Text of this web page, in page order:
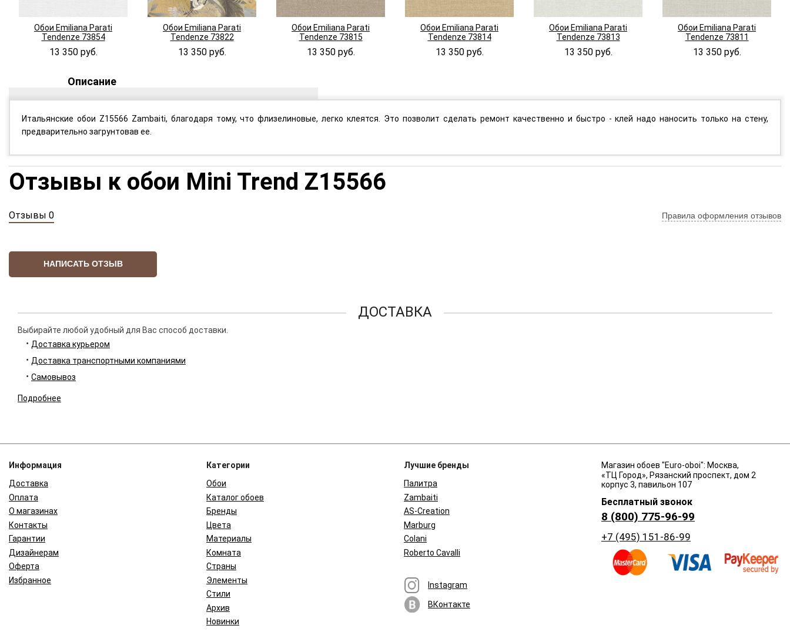
Обои Emiliana Parati
Tendenze 73854
13 350 руб.
Обои Emiliana Parati
Tendenze 73822
13 350 руб.
Обои Emiliana Parati
Tendenze 73815
13 350 руб.
Обои Emiliana Parati
Tendenze 73814
13 350 руб.
Обои Emiliana Parati
Tendenze 73813
13 350 руб.
Обои Emiliana Parati
Tendenze 73811
13 350 руб.
Описание
Итальянские обои Z15566 Zambaiti, благодаря тому, что флизелиновые, легко клеятся. Это позволит сделать ремонт качественно и быстро - клей надо наносить только на стену,
предварительно загрунтовав ее.
Отзывы к обои Mini Trend Z15566
Отзывы 0 Правила оформления отзывов
НАПИСАТЬ ОТЗЫВ
ДОСТАВКА
Выбирайте любой удобный для Вас способ доставки.
Доставка курьером
Доставка транспортными компаниями
Самовывоз
Подробнее
Информация
Доставка
Оплата
О магазинах
Контакты
Гарантии
Дизайнерам
Оферта
Избранное
Категории
Обои
Каталог обоев
Бренды
Цвета
Материалы
Комната
Страны
Элементы
Стили
Архив
Новинки
Лучшие бренды
Палитра
Zambaiti
AS-Creation
Marburg
Colani
Roberto Cavalli
Магазин обоев "Euro-oboi": Москва,
«ТЦ Город», Рязанский проспект, дом 2
корпус 3, павильон 107
Бесплатный звонок
8 (800) 775-96-99
+7 (495) 151-86-99
Instagram
ВКонтакте